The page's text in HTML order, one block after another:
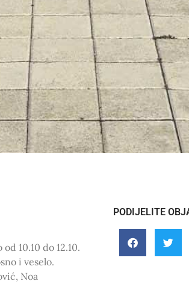
10.10 do 12.10.
i veselo.
Noa
PODIJELITE